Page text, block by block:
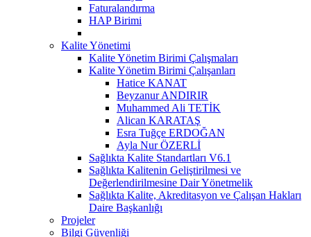
Faturalandırma
HAP Birimi
Kalite Yönetimi
Kalite Yönetim Birimi Çalışmaları
Kalite Yönetim Birimi Çalışanları
Hatice KANAT
Beyzanur ANDIRIR
Muhammed Ali TETİK
Alican KARATAŞ
Esra Tuğçe ERDOĞAN
Ayla Nur ÖZERLİ
Sağlıkta Kalite Standartları V6.1
Sağlıkta Kalitenin Geliştirilmesi ve
Değerlendirilmesine Dair Yönetmelik
Sağlıkta Kalite, Akreditasyon ve Çalışan Hakları
Daire Başkanlığı
Projeler
Bilgi Güvenliği